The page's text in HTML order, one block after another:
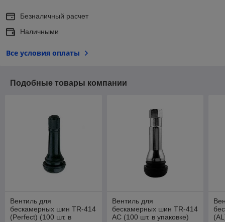
Безналичный расчет
Наличными
Все условия оплаты
Подобные товары компании
Вентиль для
бескамерных шин TR-414
(Perfect) (100 шт. в
Вентиль для
бескамерных шин TR-414
АС (100 шт. в упаковке)